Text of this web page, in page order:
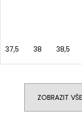
37,5 38 38,5
ZOBRAZIT